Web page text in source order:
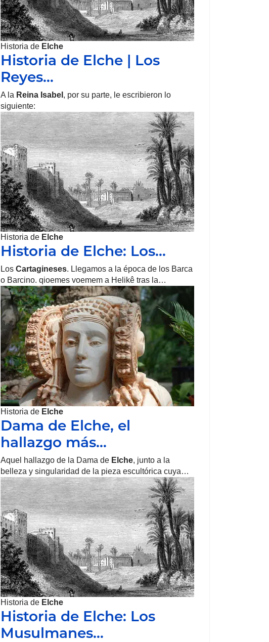
Historia de Elche
Historia de Elche | Los
Reyes…
A la Reina Isabel , por su parte, le escribieron lo
siguiente:
Historia de Elche
Historia de Elche: Los…
Los Cartagineses. Llegamos a la época de los Barca
o Barcino. qioemes voemem a Helikê tras la…
Historia de Elche
Dama de Elche, el
hallazgo más…
Aquel hallazgo de la Dama de Elche, junto a la
belleza y singularidad de la pieza escultórica cuya…
Historia de Elche
Historia de Elche: Los
Musulmanes…